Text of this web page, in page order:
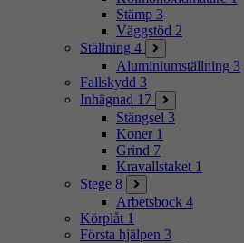
Stämp 3
Väggstöd 2
Ställning 4
Aluminiumställning 3
Fallskydd 3
Inhägnad 17
Stängsel 3
Koner 1
Grind 7
Kravallstaket 1
Stege 8
Arbetsbock 4
Körplåt 1
Första hjälpen 3